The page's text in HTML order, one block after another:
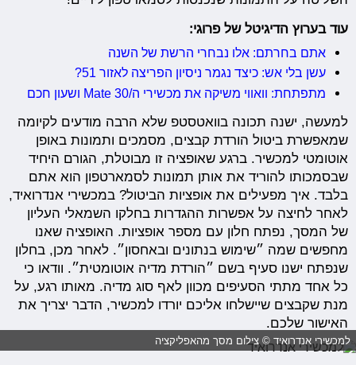
עוד בערוץ הדיגיטל של פרוגי:
אתם בחרתם: אלו נבחרי הרשת של השנה
עשן בלי אש: כיצד נגמר ניסיון הפריצה לאזור 51?
מתפתחת: וואווי משיקה את מכשירי ה/Mate 30 ושעון חכם
למעשה, ישנה תכונה בוואטסטפ שלא הרבה מודעים לקיומה
שמאפשרת ביטול הורדת קבצים, מסמכים ותמונות באופן
אוטומטי למכשיר. ברגע שאופציה זו מבוטלת, הגורם היחיד
שבסמכותו להוריד את אותן תמונות לסמארטפון הוא אתם
בלבד. איך מפעילים את אופציות הביטול? במכשירי אנדרואיד,
לאחר לחיצה על אפשרות ההגדרות בחלקו השמאלי העליון
של המסך, נפתח חלון עם מספר אופציות. האופציה שאנו
מחפשים שמה ״שימוש בנתונים ובאחסון״. לאחר מכן, בחלון
שנפתח ישנו סעיף בשם ״הורדת מדיה אוטומטית״. וודאו כי
כל אחד מתתי הסעיפים מכוון לאף סוג מדיה. מאותו רגע, על
מנת שקבצים שיישלחו אליכם יורדו למכשיר, הדבר יצריך את
האישור שלכם.
למכשירי אנדרואיד © צילום מסך מהאפליקציה